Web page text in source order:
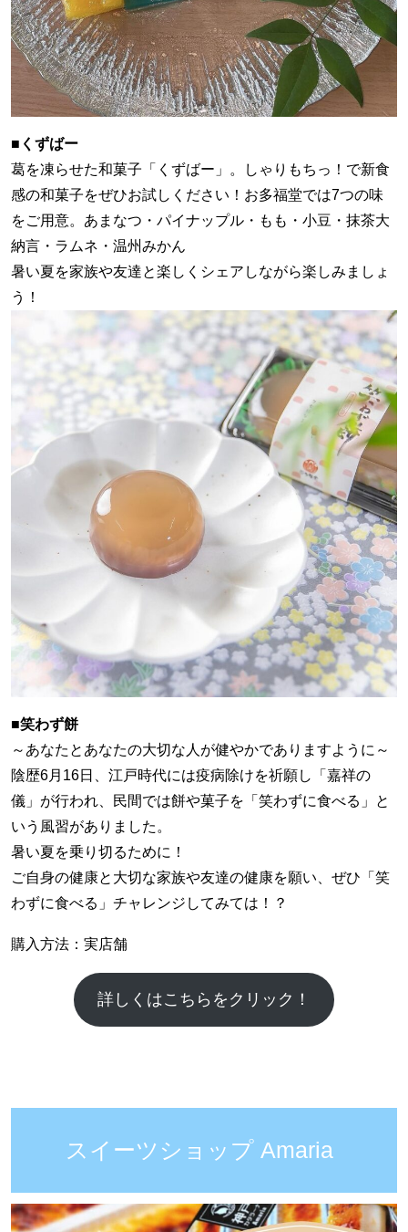
■くずばー
葛を凍らせた和菓子「くずばー」。しゃりもちっ！で新食
感の和菓子をぜひお試しください！お多福堂では7つの味
をご用意。あまなつ・パイナップル・もも・小豆・抹茶大
納言・ラムネ・温州みかん
暑い夏を家族や友達と楽しくシェアしながら楽しみましょ
う！
■笑わず餅
～あなたとあなたの大切な人が健やかでありますように～
陰歴6月16日、江戸時代には疫病除けを祈願し「嘉祥の
儀」が行われ、民間では餅や菓子を「笑わずに食べる」と
いう風習がありました。
暑い夏を乗り切るために！
ご自身の健康と大切な家族や友達の健康を願い、ぜひ「笑
わずに食べる」チャレンジしてみては！？
購入方法：実店舗
詳しくはこちらをクリック！
スイーツショップ Amaria